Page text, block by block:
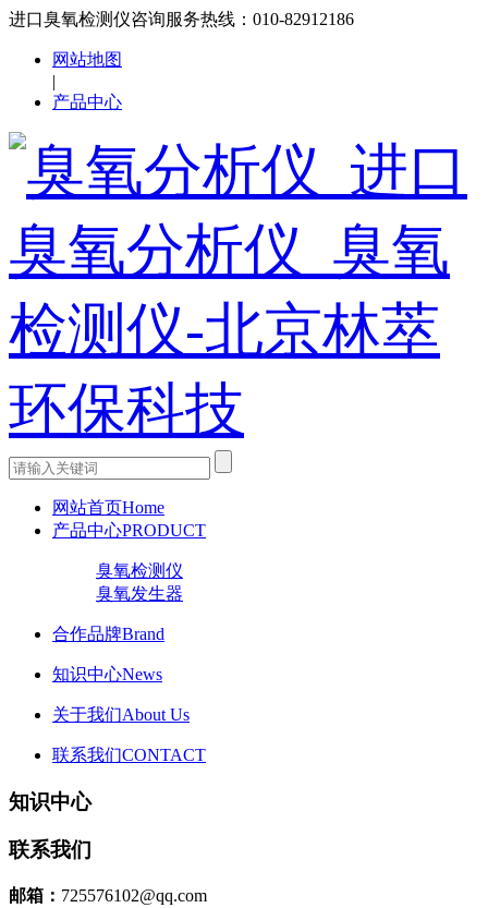
进口臭氧检测仪咨询服务热线：010-82912186
网站地图
|
产品中心
网站首页Home
产品中心PRODUCT
臭氧检测仪
臭氧发生器
合作品牌Brand
知识中心News
关于我们About Us
联系我们CONTACT
知识中心
联系我们
邮箱： 725576102@qq.com